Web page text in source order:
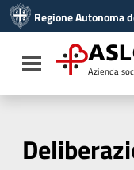
Vai al menu di
Vai al footer
Regione Autonoma
Toggle navigation
ASL
Azienda